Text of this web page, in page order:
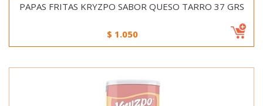
PAPAS FRITAS KRYZPO SABOR QUESO TARRO 37 GRS
$ 1.050